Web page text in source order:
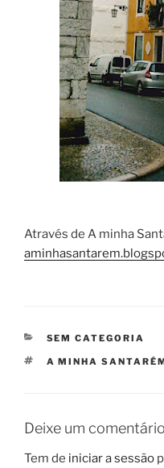
Através de A minha
CATEGORIAS
SEM CATEGORIA
ETIQUETAS
A MINHA
Deixe um comentário
Tem de iniciar a sessão